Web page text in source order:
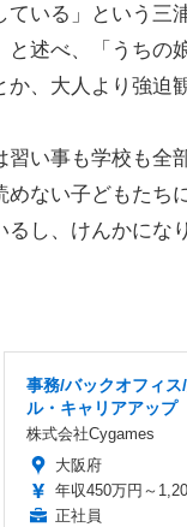
いる」という三
述べ、「うちの
、大人より強迫
い事も学校も全
ない子どもたち
し、けんかにな
事務/バックオフィ
ル・キャリアアップ
株式会社Cygames
大阪府
年収450万円～
正社員